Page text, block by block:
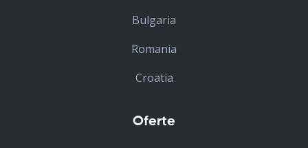
Bulgaria
Romania
Croatia
Oferte